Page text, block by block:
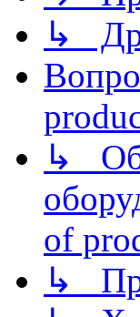
↳
↳
of
↳